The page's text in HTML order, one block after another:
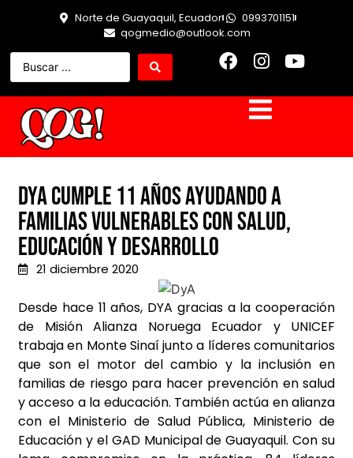
Norte de Guayaquil, Ecuador
0993701151
qogmedio@outlook.com
DyA cumple 11 años ayudando a
familias vulnerables con salud,
educación y desarrollo
21 diciembre 2020
Desde hace 11 años, DYA gracias a la cooperación
de Misión Alianza Noruega Ecuador y UNICEF
trabaja en Monte Sinaí junto a líderes comunitarios
que son el motor del cambio y la inclusión en
familias de riesgo para hacer prevención en salud
y acceso a la educación. También actúa en alianza
con el Ministerio de Salud Pública, Ministerio de
Educación y el GAD Municipal de Guayaquil. Con su